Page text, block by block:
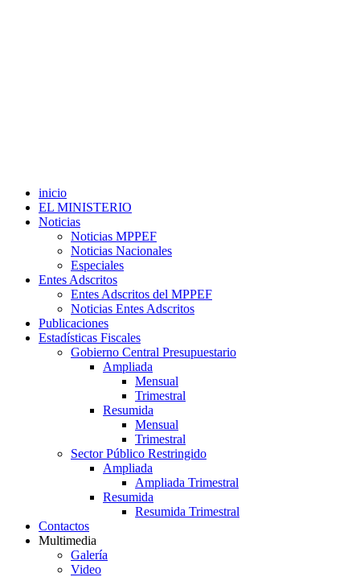
inicio
EL MINISTERIO
Noticias
Noticias MPPEF
Noticias Nacionales
Especiales
Entes Adscritos
Entes Adscritos del MPPEF
Noticias Entes Adscritos
Publicaciones
Estadísticas Fiscales
Gobierno Central Presupuestario
Ampliada
Mensual
Trimestral
Resumida
Mensual
Trimestral
Sector Público Restringido
Ampliada
Ampliada Trimestral
Resumida
Resumida Trimestral
Contactos
Multimedia
Galería
Video